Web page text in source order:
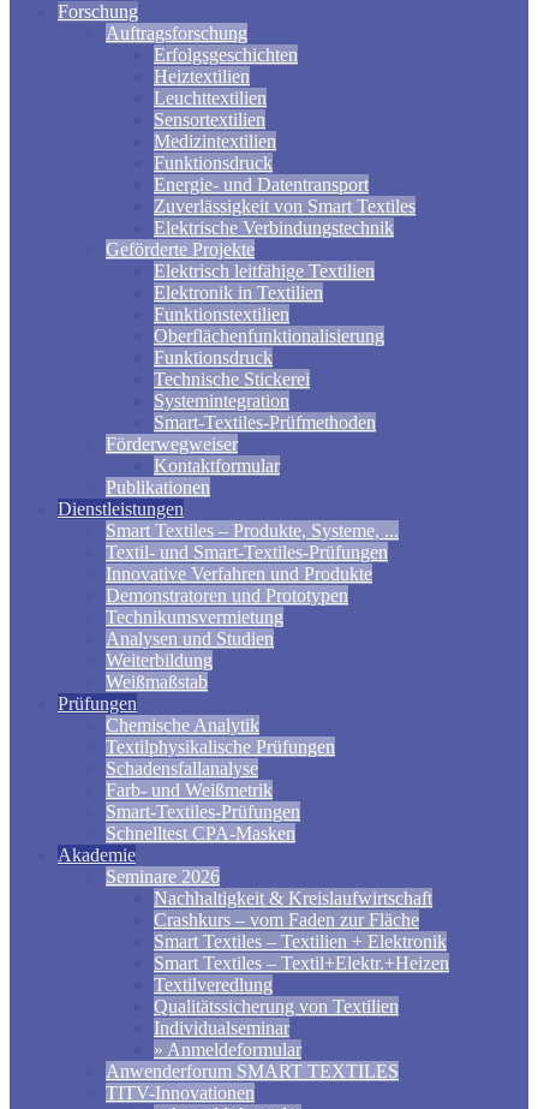
Forschung
Auftragsforschung
Erfolgsgeschichten
Heiztextilien
Leuchttextilien
Sensortextilien
Medizintextilien
Funktionsdruck
Energie- und Datentransport
Zuverlässigkeit von Smart Textiles
Elektrische Verbindungstechnik
Geförderte Projekte
Elektrisch leitfähige Textilien
Elektronik in Textilien
Funktionstextilien
Oberflächenfunktionalisierung
Funktionsdruck
Technische Stickerei
Systemintegration
Smart-Textiles-Prüfmethoden
Förderwegweiser
Kontaktformular
Publikationen
Dienstleistungen
Smart Textiles – Produkte, Systeme, ...
Textil- und Smart-Textiles-Prüfungen
Innovative Verfahren und Produkte
Demonstratoren und Prototypen
Technikumsvermietung
Analysen und Studien
Weiterbildung
Weißmaßstab
Prüfungen
Chemische Analytik
Textilphysikalische Prüfungen
Schadensfallanalyse
Farb- und Weißmetrik
Smart-Textiles-Prüfungen
Schnelltest CPA-Masken
Akademie
Seminare 2026
Nachhaltigkeit & Kreislaufwirtschaft
Crashkurs – vom Faden zur Fläche
Smart Textiles – Textilien + Elektronik
Smart Textiles – Textil+Elektr.+Heizen
Textilveredlung
Qualitätssicherung von Textilien
Individualseminar
» Anmeldeformular
Anwenderforum SMART TEXTILES
TITV-Innovationen